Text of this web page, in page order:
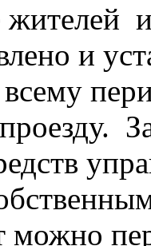
жителей
и
можно